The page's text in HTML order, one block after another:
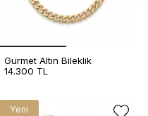
Gurmet Altın Bileklik
14.300 TL
Yeni